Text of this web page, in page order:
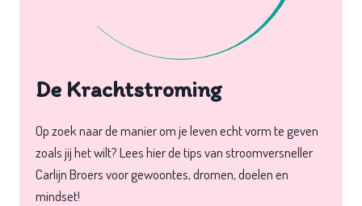
De Krachtstroming
Op zoek naar de manier om je leven echt vorm te geven
zoals jij het wilt? Lees hier de tips van stroomversneller
Carlijn Broers voor gewoontes, dromen, doelen en
mindset!